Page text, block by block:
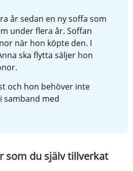
år sedan en ny soffa som
under flera år. Soffan
när hon köpte den. I
ska flytta säljer hon
och hon behöver inte
samband med
som du själv tillverkat